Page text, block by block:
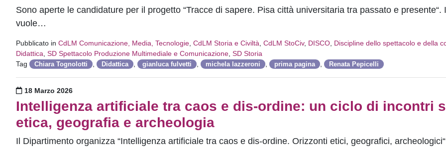
Sono aperte le candidature per il progetto “Tracce di sapere. Pisa città universitaria tra passato e presente“.
vuole…
Pubblicato in CdLM Comunicazione, Media, Tecnologie, CdLM Storia e Civiltà, CdLM StoCiv, DISCO, Discipline dello spettacolo e della
Didattica, SD Spettacolo Produzione Multimediale e Comunicazione, SD Storia
Tag
Chiara Tognolotti , Didattica , gianluca fulvetti , michela lazzeroni , prima pagina , Renata Pepicelli
Pubblicato il
18 Marzo 2026
Intelligenza artificiale tra caos e dis-ordine: un ciclo di incontri
etica, geografia e archeologia
Il Dipartimento organizza “Intelligenza artificiale tra caos e dis-ordine. Orizzonti etici, geografici,